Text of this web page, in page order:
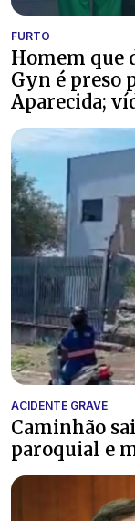
FURTO
Homem que
Gyn é preso
Aparecida;
ACIDENTE GRAVE
Caminhão
paroquial e